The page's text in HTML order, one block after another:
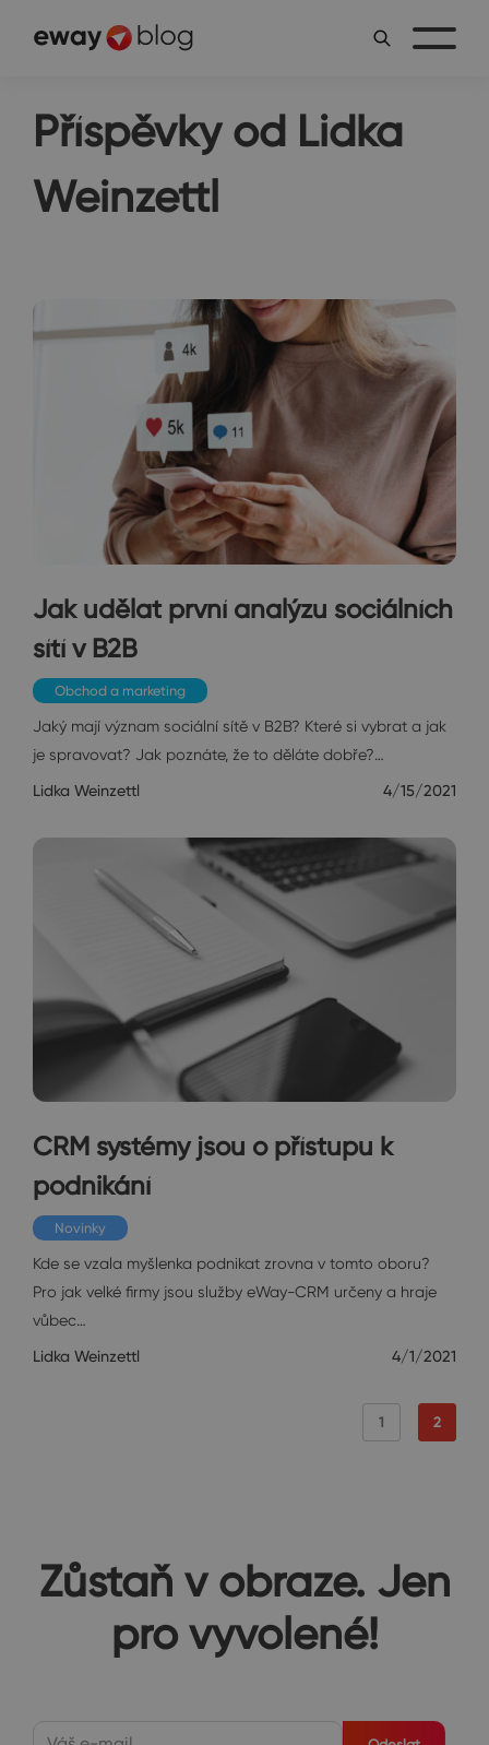
Příspěvky od Lidka
Weinzettl
Jak udělat první analýzu sociálních
sítí v B2B
Obchod a marketing
Jaký mají význam sociální sítě v B2B? Které si vybrat a jak
je spravovat? Jak poznáte, že to děláte dobře?…
Lidka Weinzettl 4/15/2021
CRM systémy jsou o přístupu k
podnikání
Novinky
Kde se vzala myšlenka podnikat zrovna v tomto oboru?
Pro jak velké firmy jsou služby eWay-CRM určeny a hraje
vůbec…
Lidka Weinzettl 4/1/2021
1 2
Zůstaň v obraze. Jen
pro vyvolené!